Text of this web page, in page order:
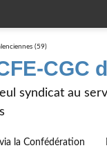
CGC
syndicat au
la Confédération